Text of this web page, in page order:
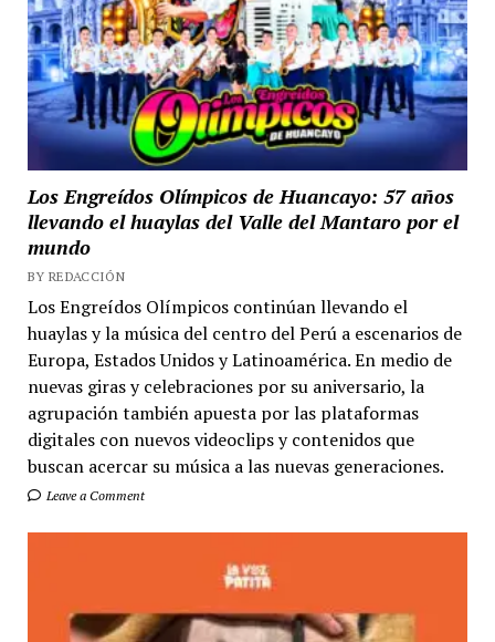
Los Engreídos Olímpicos de Huancayo: 57 años
llevando el huaylas del Valle del Mantaro por el
mundo
BY REDACCIÓN
Los Engreídos Olímpicos continúan llevando el
huaylas y la música del centro del Perú a escenarios de
Europa, Estados Unidos y Latinoamérica. En medio de
nuevas giras y celebraciones por su aniversario, la
agrupación también apuesta por las plataformas
digitales con nuevos videoclips y contenidos que
buscan acercar su música a las nuevas generaciones.
Leave a Comment